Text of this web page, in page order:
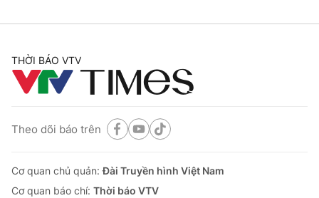
THỜI BÁO VTV
Theo dõi báo trên
Cơ quan chủ quản:Đài Truyền hình Việt Nam
Cơ quan báo chí: Thời báo VTV